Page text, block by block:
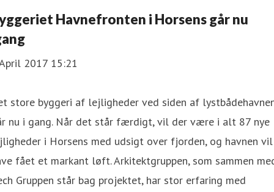
Havnefronten i Horsens går nu
2017 15:21
store byggeri af lejligheder ved siden af
nu i gang. Når det står færdigt, vil der være i alt 87 nye
i Horsens med udsigt over fjorden, og havnen vil
fået et markant løft. Arkitektgruppen, som sammen
Gruppen står bag projektet, har stor erfaring med